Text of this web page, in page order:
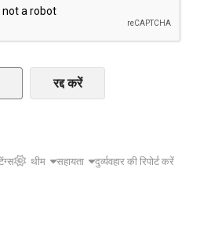
रद्द करें
थीम सहायता दुर्व्यवहार की रिपोर्ट करें